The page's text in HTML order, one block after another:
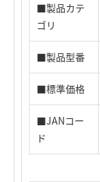
■製品カテ
ゴリ
■製品型番
■標準価格
■JANコー
ド